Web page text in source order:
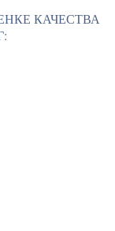
КАЧЕСТВА